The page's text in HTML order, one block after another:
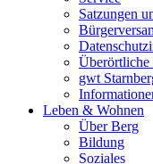
Satzungen
Überörtliche
gwt
Leben & Wohnen
Über Berg
Bildung
Soziales